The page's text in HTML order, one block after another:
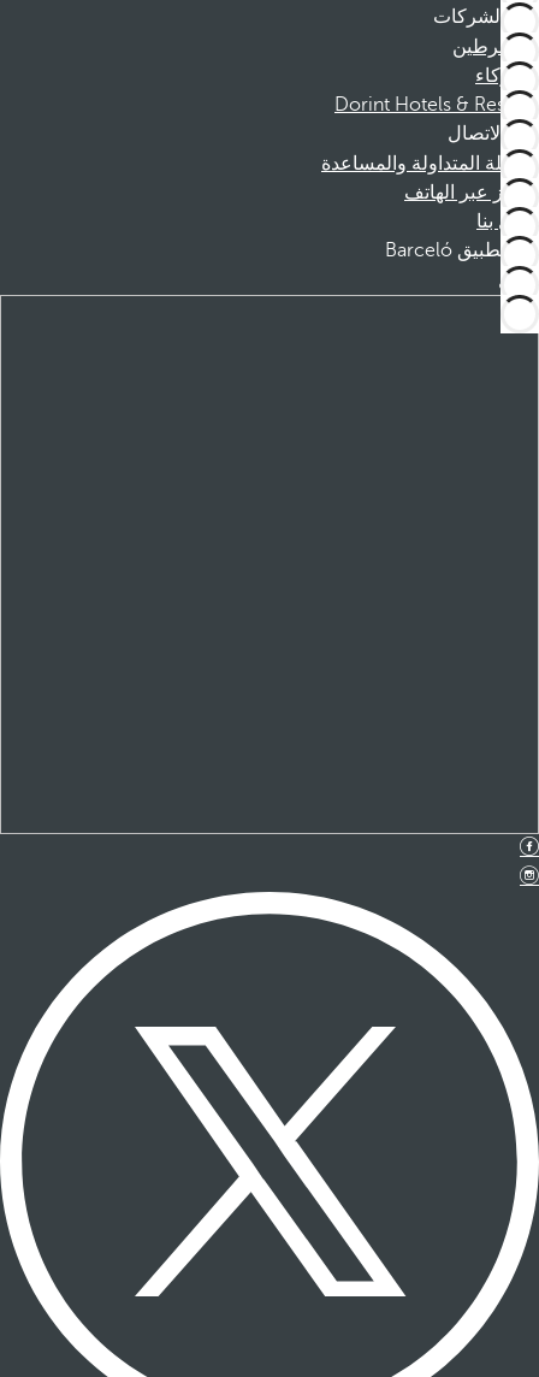
الشركات
المنخرطين
الشركاء
Dorint Hotels & Resorts
الاتصال
الأسئلة المتداولة والمساعدة
الحجز عبر الهاتف
اتصل بنا
تطبيق Barceló
تنزيل